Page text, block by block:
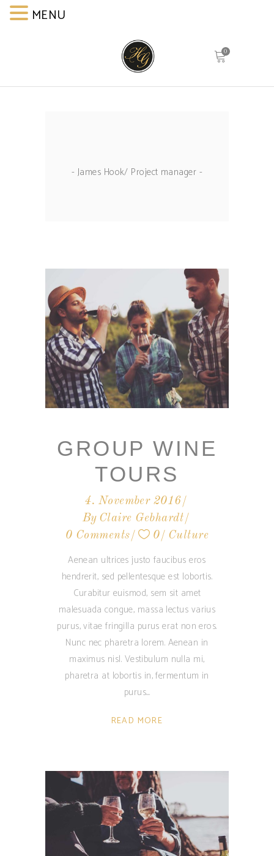
0
- James Hook/ Project manager -
GROUP WINE
TOURS
4. November 2016
By Claire Gebhardt
0 Comments
0 Culture
Aenean ultrices justo faucibus eros
hendrerit, sed pellentesque est lobortis.
Curabitur euismod, sem sit amet
malesuada congue, massa lectus varius
purus, vitae fringilla purus erat non eros.
Nunc nec pharetra lorem. Aenean in
maximus nisl. Vestibulum nulla mi,
pharetra at lobortis in, fermentum in
purus.
READ MORE
MENU
MENU